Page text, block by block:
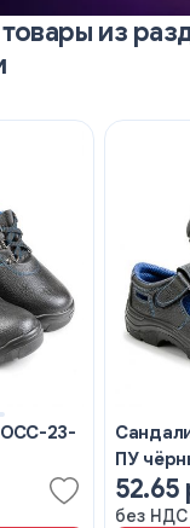
1,6 – 1,8 мм).
из
23-
ПУ
52.65
без НДС